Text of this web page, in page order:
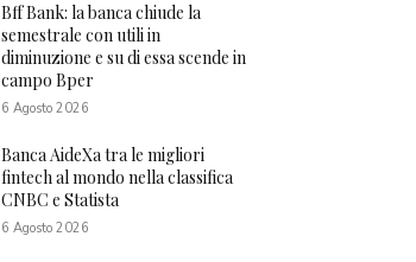
Bff Bank: la banca chiude la
semestrale con utili in
diminuzione e su di essa scende in
campo Bper
6 Agosto 2026
Banca AideXa tra le migliori
fintech al mondo nella classifica
CNBC e Statista
6 Agosto 2026